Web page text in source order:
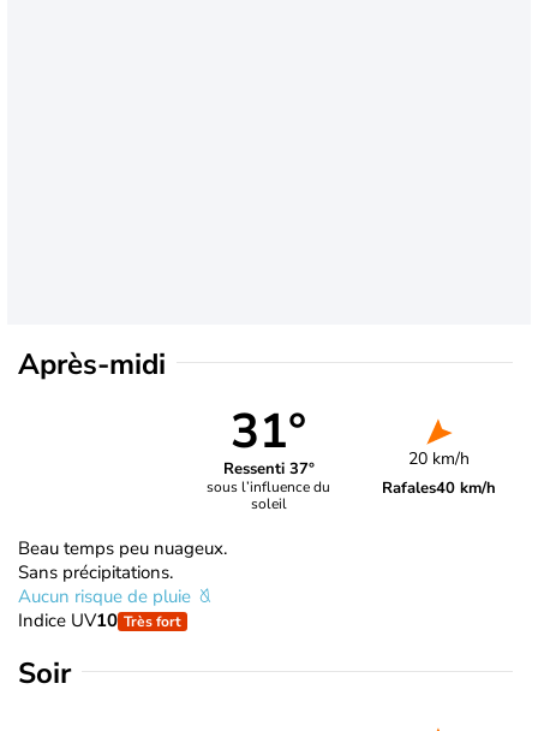
Après-midi
31°
Ressenti 37°
sous l’influence du
soleil
20 km/h
Rafales40 km/h
Beau temps peu nuageux.
Sans précipitations.
Aucun risque de pluie
Indice UV10 Très fort
Soir